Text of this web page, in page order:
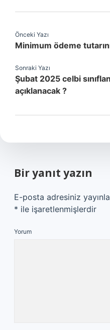
Önceki Yazı
Minimum ödeme
Sonraki Yazı
Şubat 2025 celbi
açıklanacak ?
Bir yanıt yazın
E-posta adresiniz
* ile işaretlenmişlerdir
Yorum